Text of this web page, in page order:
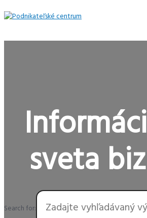
Preskočiť
na
Menu
sveta
Search for: